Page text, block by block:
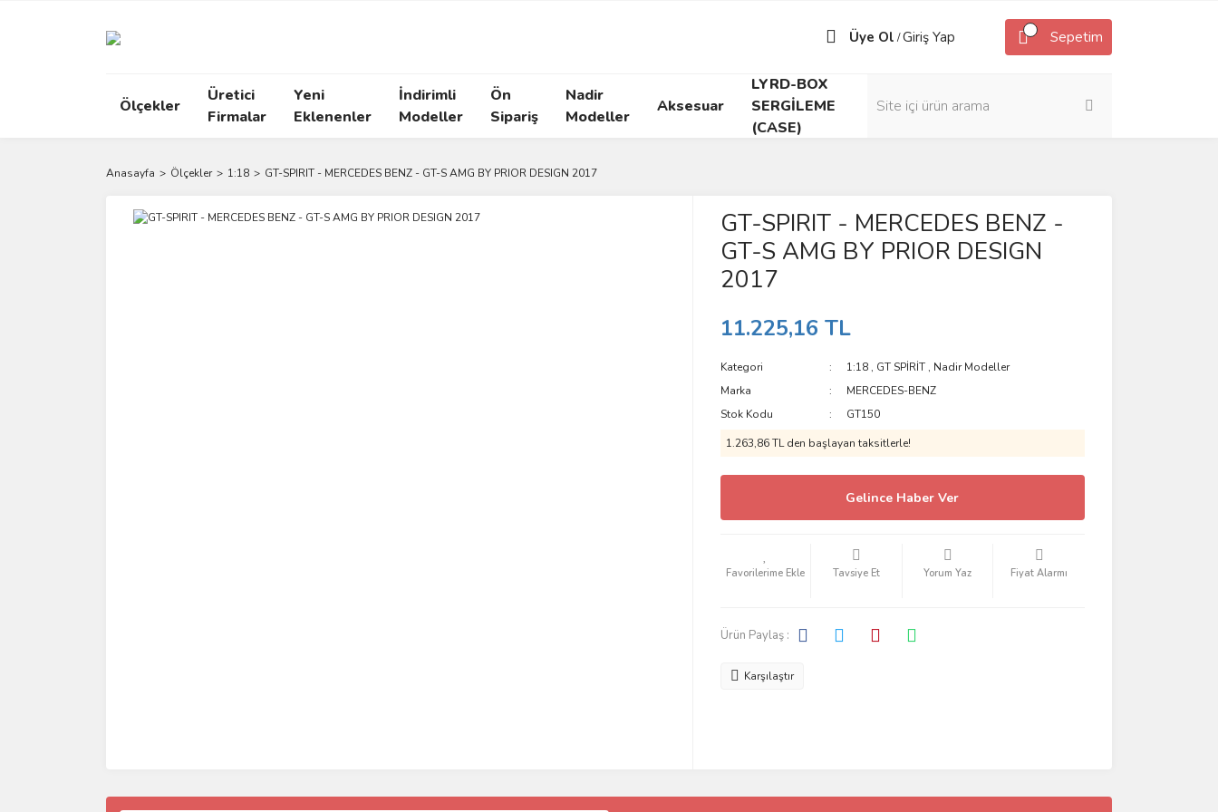
Üye Ol /Giriş Yap Sepetim
Ölçekler
Üretici
Firmalar
Yeni
Eklenenler
İndirimli
Modeller
Ön
Sipariş
Nadir
Modeller
Aksesuar
LYRD-BOX
SERGİLEME
(CASE)
Anasayfa Ölçekler 1:18 GT-SPIRIT - MERCEDES BENZ - GT-S AMG BY PRIOR DESIGN 2017
GT-SPIRIT - MERCEDES BENZ -
GT-S AMG BY PRIOR DESIGN
2017
11.225,16 TL
Kategori 1:18 , GT SPİRİT , Nadir Modeller
Marka
MERCEDES-BENZ
Stok Kodu
GT150
1.263,86 TL den başlayan taksitlerle!
Gelince Haber Ver
Tavsiye Et Yorum Yaz Fiyat Alarmı
Ürün Paylaş :
Karşılaştır